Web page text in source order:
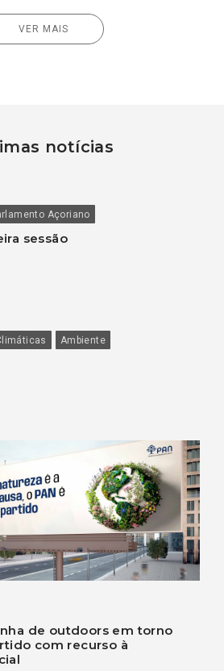
VER MAIS
notícias
Açoriano
sessão
Ambiente
de outdoors em torno
com recurso à